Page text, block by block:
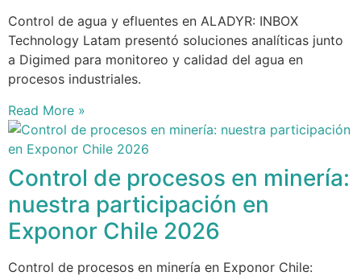
Control de agua y efluentes en ALADYR: INBOX
Technology Latam presentó soluciones analíticas junto
a Digimed para monitoreo y calidad del agua en
procesos industriales.
Read More »
Control de procesos en minería:
nuestra participación en
Exponor Chile 2026
Control de procesos en minería en Exponor Chile: